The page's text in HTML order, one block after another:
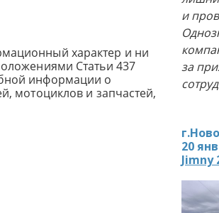
характер и ни
Статьи 437
информации о
мотоциклов и запчастей,
и
за
20
Jimny